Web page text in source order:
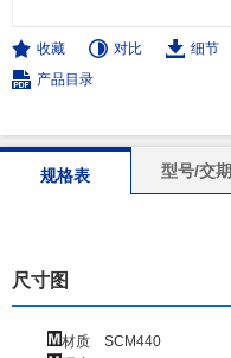
收藏 对比
细节
产品目录
规格表 型号/交期
尺寸图
材质 SCM440